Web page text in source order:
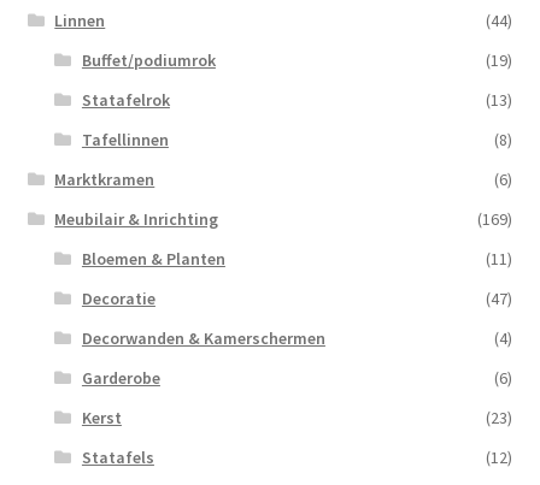
Linnen
(44)
Buffet/podiumrok
(19)
Statafelrok
(13)
Tafellinnen
(8)
Marktkramen
(6)
Meubilair & Inrichting
(169)
Bloemen & Planten
(11)
Decoratie
(47)
Decorwanden & Kamerschermen
(4)
Garderobe
(6)
Kerst
(23)
Statafels
(12)